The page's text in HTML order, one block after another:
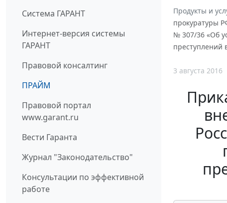
Система ГАРАНТ
Интернет-версия системы
ГАРАНТ
Правовой консалтинг
ПРАЙМ
Правовой портал
www.garant.ru
Вести Гаранта
Журнал "Законодательство"
Консультации по эффективной
работе
Продукты и
прокуратуры
№ 307/36 «Об
преступлений
3 августа 2016